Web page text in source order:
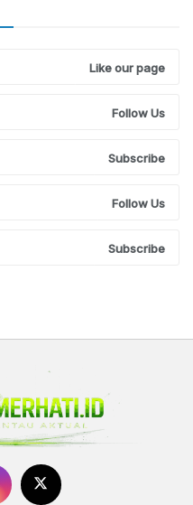
Like our page
Follow Us
Subscribe
Follow Us
Subscribe